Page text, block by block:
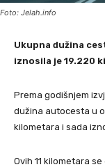
Foto: Jelah.info
Ukupna dužina
iznosila je 19.220
Prema godišnjem
dužina autocesta u
kilometara i sada
Ovih 11 kilometara